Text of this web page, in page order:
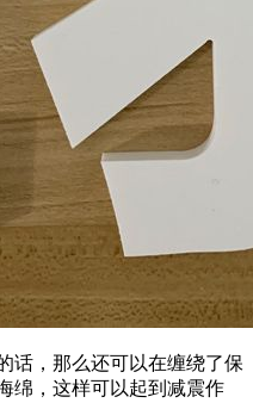
话，那么还可以在缠绕了保
绵，这样可以起到减震作